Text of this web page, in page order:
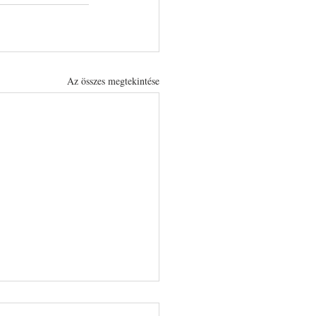
Az összes megtekintése